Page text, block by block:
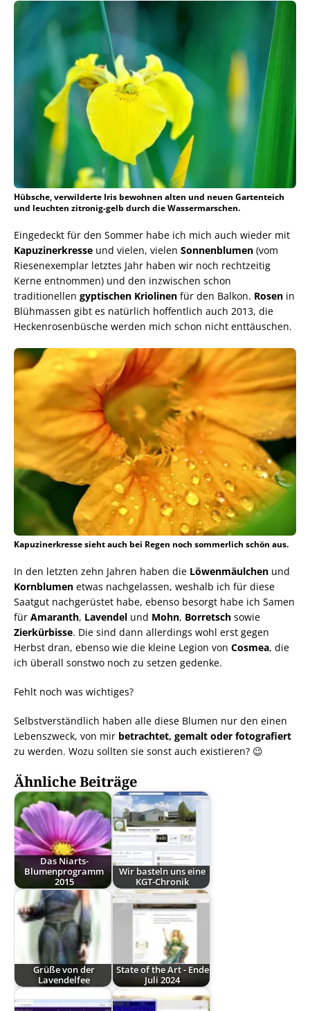
Hübsche, verwilderte Iris bewohnen alten und neuen Gartenteich
und leuchten zitronig-gelb durch die Wassermarschen.
Eingedeckt für den Sommer habe ich mich auch wieder mit
Kapuzinerkresse und vielen, vielen Sonnenblumen (vom
Riesenexemplar letztes Jahr haben wir noch rechtzeitig
Kerne entnommen) und den inzwischen schon
traditionellen gyptischen Kriolinen für den Balkon. Rosen in
Blühmassen gibt es natürlich hoffentlich auch 2013, die
Heckenrosenbüsche werden mich schon nicht enttäuschen.
Kapuzinerkresse sieht auch bei Regen noch sommerlich schön aus.
In den letzten zehn Jahren haben die Löwenmäulchen und
Kornblumen etwas nachgelassen, weshalb ich für diese
Saatgut nachgerüstet habe, ebenso besorgt habe ich Samen
für Amaranth, Lavendel und Mohn, Borretsch sowie
Zierkürbisse. Die sind dann allerdings wohl erst gegen
Herbst dran, ebenso wie die kleine Legion von Cosmea, die
ich überall sonstwo noch zu setzen gedenke.
Fehlt noch was wichtiges?
Selbstverständlich haben alle diese Blumen nur den einen
Lebenszweck, von mir betrachtet, gemalt oder fotografiert
zu werden. Wozu sollten sie sonst auch existieren? 😉
Ähnliche Beiträge
Das Niarts-
Blumenprogramm
2015
Wir basteln uns eine
KGT-Chronik
Grüße von der
Lavendelfee
State of the Art - Ende
Juli 2024